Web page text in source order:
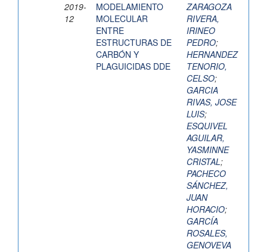
2019-
12
MODELAMIENTO
MOLECULAR
ENTRE
ESTRUCTURAS DE
CARBÓN Y
PLAGUICIDAS DDE
ZARAGOZA
RIVERA,
IRINEO
PEDRO;
HERNANDEZ
TENORIO,
CELSO;
GARCIA
RIVAS, JOSE
LUIS;
ESQUIVEL
AGUILAR,
YASMINNE
CRISTAL;
PACHECO
SÁNCHEZ,
JUAN
HORACIO;
GARCÍA
ROSALES,
GENOVEVA